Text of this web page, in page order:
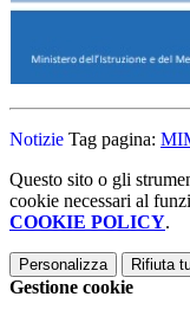
Notizie Tag pagina:
Questo sito o gli
cookie necessari al
COOKIE POLICY.
Personalizza Rifiuta
Gestione cookie